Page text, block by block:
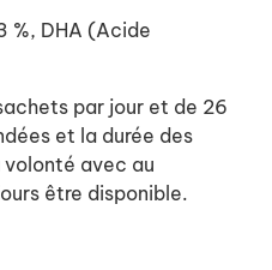
%, DHA (Acide
par jour et de 26
et la durée des
avec au
être disponible.